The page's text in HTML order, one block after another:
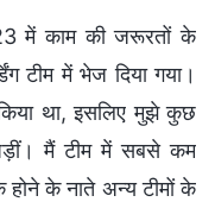
में काम की जरूरतों के
टीम में भेज दिया गया।
किया था, इसलिए मुझे कुछ
मैं टीम में सबसे कम
के नाते अन्य टीमों के